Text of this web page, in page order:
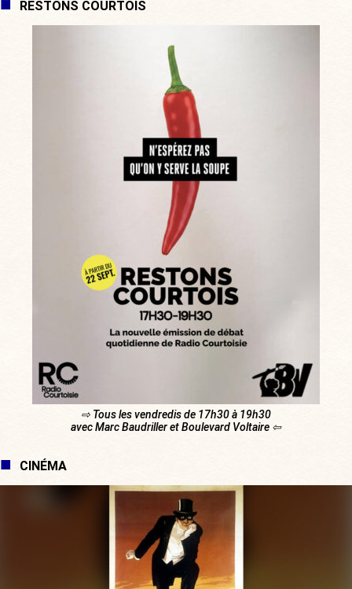
RESTONS COURTOIS
⇨ Tous les vendredis de 17h30 à 19h30
avec Marc Baudriller et Boulevard Voltaire ⇦
CINÉMA